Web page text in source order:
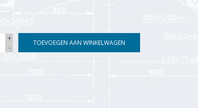
+
-
TOEVOEGEN AAN WINKELWAGEN